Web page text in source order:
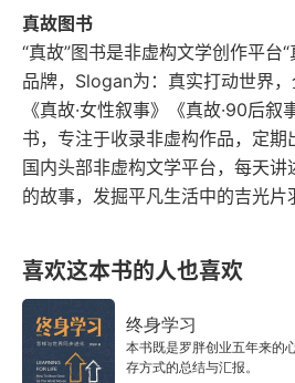
真故图书
“真故”图书是非虚构文学创作平台
品牌，Slogan为：真实打动世界，
《真故·女性叙事》《真故·90后
书，专注于收录非虚构作品，定
国内头部非虚构文学平台，每天
的故事，发掘平凡生活中的吉光片
喜欢这本书的人也喜欢
终身学习
本书既是罗胖创业五年来的
存方式的总结与汇报。